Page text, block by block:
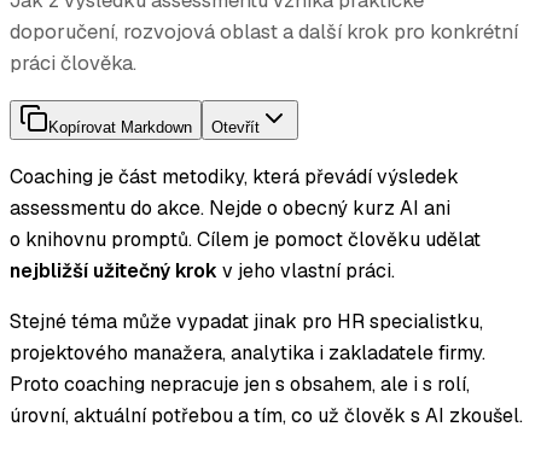
doporučení, rozvojová oblast a další krok pro konkrétní
práci člověka.
Kopírovat Markdown Otevřít
Coaching je část metodiky, která převádí výsledek
assessmentu do akce. Nejde o obecný kurz AI ani
o knihovnu promptů. Cílem je pomoct člověku udělat
nejbližší užitečný krok v jeho vlastní práci.
Stejné téma může vypadat jinak pro HR specialistku,
projektového manažera, analytika i zakladatele firmy.
Proto coaching nepracuje jen s obsahem, ale i s rolí,
úrovní, aktuální potřebou a tím, co už člověk s AI zkoušel.